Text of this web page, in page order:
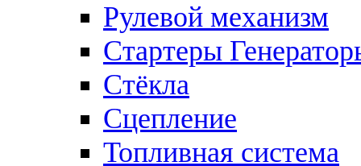
Рулевой механизм
Стартеры
Стёкла
Сцепление
Топливная система